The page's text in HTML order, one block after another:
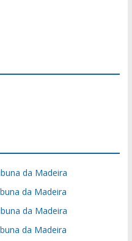
da Madeira
da Madeira
da Madeira
da Madeira